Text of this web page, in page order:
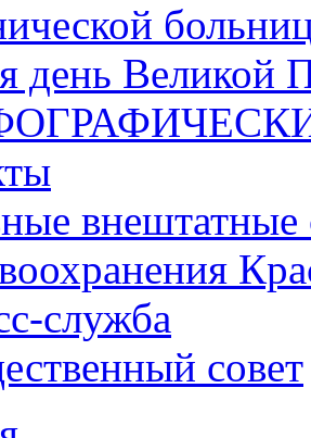
день Великой
внештатные
служба
совет